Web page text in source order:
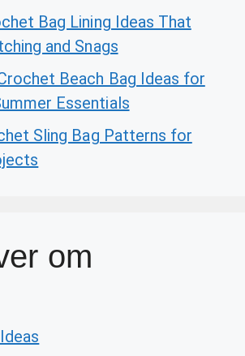
Bag Lining Ideas That
and Snags
Beach Bag Ideas for
Essentials
Sling Bag Patterns for
om